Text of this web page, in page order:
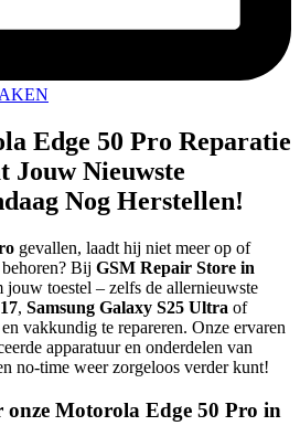
Edge 50 Pro Reparatie
Nieuwste
Nog Herstellen!
gevallen, laadt hij niet meer op of
Bij GSM Repair Store in
jouw toestel – zelfs de allernieuwste
, Samsung Galaxy S25 Ultra of
vakkundig te repareren. Onze ervaren
apparatuur en onderdelen van
no-time weer zorgeloos verder kunt!
onze Motorola Edge 50 Pro in